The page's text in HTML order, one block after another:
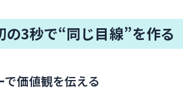
の3秒で“同じ目線”を作る
価値観を伝える